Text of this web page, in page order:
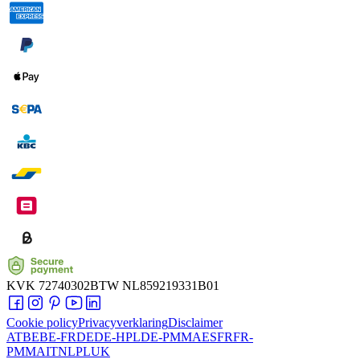
KVK 72740302BTW NL859219331B01
Cookie policyPrivacyverklaringDisclaimer
ATBEBE-FRDEDE-HPLDE-PMMAESFRFR-
PMMAITNLPLUK